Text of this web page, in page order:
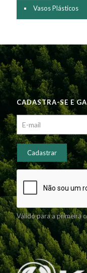
Vasos Plásticos
CADASTRA-SE E
Válido para a primeira